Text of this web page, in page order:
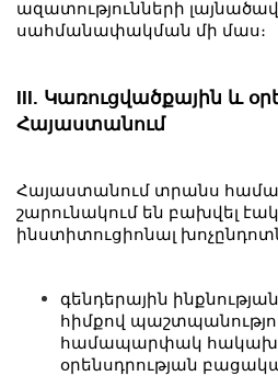
ազատությունների
սահմանափակման մի մաս։
III. Կառուցվածքային և
Հայաստանում
Հայաստանում տրանս
շարունակում են բախվել
ինստիտուցիոնալ
գենդերային
հիմքով
համապարփակ
օրենսդրության